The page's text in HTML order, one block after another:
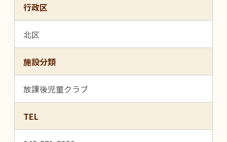
行政区
北区
施設分類
放課後児童クラブ
TEL